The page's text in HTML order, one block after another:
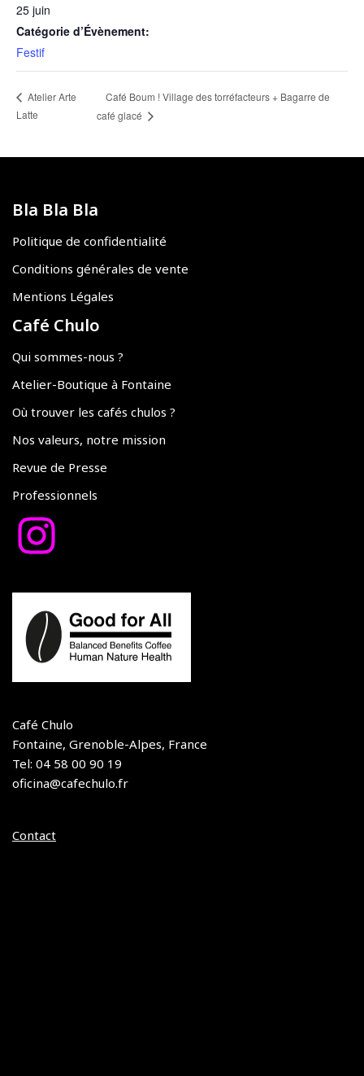
25 juin
Catégorie d’Évènement:
Festif
Atelier Arte
Latte
Café Boum ! Village des torréfacteurs + Bagarre de
café glacé
Bla Bla Bla
Politique de confidentialité
Conditions générales de vente
Mentions Légales
Café Chulo
Qui sommes-nous ?
Atelier-Boutique à Fontaine
Où trouver les cafés chulos ?
Nos valeurs, notre mission
Revue de Presse
Professionnels
Café Chulo
Fontaine, Grenoble-Alpes, France
Tel: 04 58 00 90 19
oficina@cafechulo.fr
Contact